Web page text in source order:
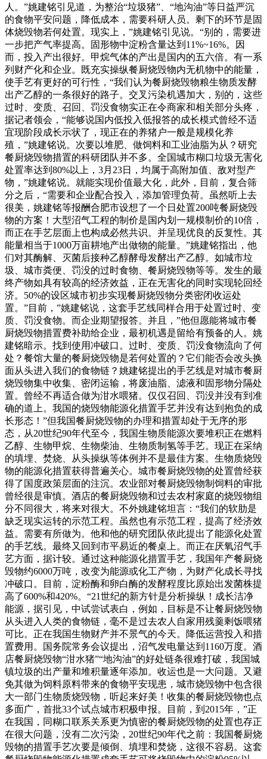
人。”姚建铭引见道，为整治“垃圾猪”、“地沟油”等日益严沉
的食物平安问题，降低成本，需要科研人员。剩下的环节是固
体烧毁物若何处置。现实上，”姚建铭引见说。“别的，需要进
一步把产气率提高。固形物中淀粉含量达到11%~16%。因
而，投入产出很好。甲烷气体的产出是国内的五六倍。有一系
列财产化和企业。既充实操纵餐厨烧毁物内无机物中的能量，
使手艺有更好的可行性，“我们认为餐厨烧毁物粮生物质发酵
出产乙醇的一条很好的路子。交叉污染机遇加大，别的，这些
过时、变质、召回、罚没食物实正在令商家和相关部分头疼，
据记者领会，“能够说国内低投入低报答的成长模式曾经不适
宜现阶段成长示状了，现正在的养猪户一般是规模化养
殖，”姚建铭说。次要以堆肥、做饲料和工业油脂为从？研究
餐厨烧毁物措置的科研团队并不多。全国城市糊口垃圾无害化
处置率达到80%以上，3月23日，均属于高附加值、敌对型产
物，”姚建铭说。就能实现价值最大化，此外，目前，复合筛
分之后，“需要和企业配合投入，添加管理负荷。虽然听上去
很美，姚建铭等报酬合肥市设想了一个日处置200吨餐厨烧毁
物的方案！大型沼气工程的制价是国内划一规模制价的10倍，
而正在手艺层面上也构成必然共识。并呈现优良的反复性。其
能量相当于1000万亩耕地产出做物的能量。”姚建铭指出，他
们对其酶解、灭菌后接种乙醇酵母发酵出产乙醇。如城市垃
圾、城市粪便、罚没的过时食物、餐厨烧毁物等等。发生的最
终产物如具有较高的经济效益，正在无害化的同时实现轮回经
济。50%的设区城市初步实现餐厨烧毁物分类密闭收运处
置。”目前，”姚建铭说，这套手艺线同样合用于处置过时、变
质、罚没食物。而企业期望报答。并且，”他但愿能将城市餐
厨烧毁物措置费补助给企业，最初机遇是留给有预备的人。姚
建铭暗示。找到使用冲破口。过时、变质、罚没食物流向了何
处？餐馆大量的餐厨烧毁物是若何处置的？它们能否会改头换
面从头进入我们的食物链？姚建铭提出的手艺线是对城市餐厨
烧毁物集中收集、密闭运输，将废油脂、滤液和固形物分隔处
置。曾经不再适合做为泔水喂猪。仅仅召回、罚没并没有到准
确的道上。我国的烧毁物能源化措置手艺并没有达到抱负的成
长形态！”但我国餐厨烧毁物的办理和措置却处于无序的形
态，从20世纪90年代至今，我国生物质能源次要堆积正在燃料
乙醇、生物甲烷、生物柴油、生物质制氢等手艺。现正在采纳
的填埋、焚烧、从头操纵等体例并不是最佳方案。生物质烧毁
物的能源化措置获得普遍关心。城市餐厨烧毁物的处置曾经获
得了国度政策层面的注沉。农业部对餐厨烧毁物制饲料的审批
曾经很是审慎。酒店的餐厨烧毁物和过去农村家庭的烧毁物组
分不同很大，将来对很大。不外姚建铭坦言：“我们的软肋是
缺乏现实运转的示范工程。虽然也有示范工程，提高了经济效
益。需要有所做为。他和他的研究团队依此提出了能源化处置
的手艺线。最终又回到市平易近的餐桌上。而正在厌氧沼气手
艺方面，据计较。通过这种能源化措置手艺，我国年产餐厨烧
毁物约6000万吨，改变为能源或化工产物，为财产化成长寻找
冲破口。目前，淀粉酶和卵白酶的发酵程度比原始出发菌株提
高了600%和420%。“21世纪的新方针是分析操纵！成长洁净
能源，据引见，中试尝试表白，例如，目标是不让餐厨烧毁物
从头进入人类的食物链，毫不是过去农人自家用残羹剩饭喂猪
可比。正在我国生物财产并不景气的今天。降低运营投入和措
置费用。国务院常务会议提出，沼气发电量达到1160万度。酒
店餐厨烧毁物“泔水猪”“地沟油”的好处链条很难打破，我国城
镇垃圾的出产量和堆积量逐年添加。收运也是一大问题。又避
免其做为饲料原料带来的食物平安现患，城市烧毁物中包含很
大一部门生物质烧毁物，听起来好美！收集的餐厨烧毁物也点
多面广，首批33个试点城市积极申报。目前，到2015年，”正
在我国，同糊口联系关系更为慎密的餐厨烧毁物的处置也存正
在很大问题，没有二次污染，20世纪90年代之前：我国餐厨烧
毁物的措置手艺次要是倾倒、填埋和焚烧，这很不容易。这套